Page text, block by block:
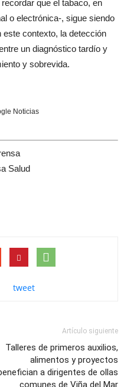
que el tabaco, en
o electrónica-, sigue siendo
este contexto, la detección
un diagnóstico tardío y
y sobrevida.
Noticias
Salud
tweet
Artículo siguiente
Talleres de primeros auxilios,
alimentos y proyectos
a dirigentes de ollas
comunes de Viña del Mar